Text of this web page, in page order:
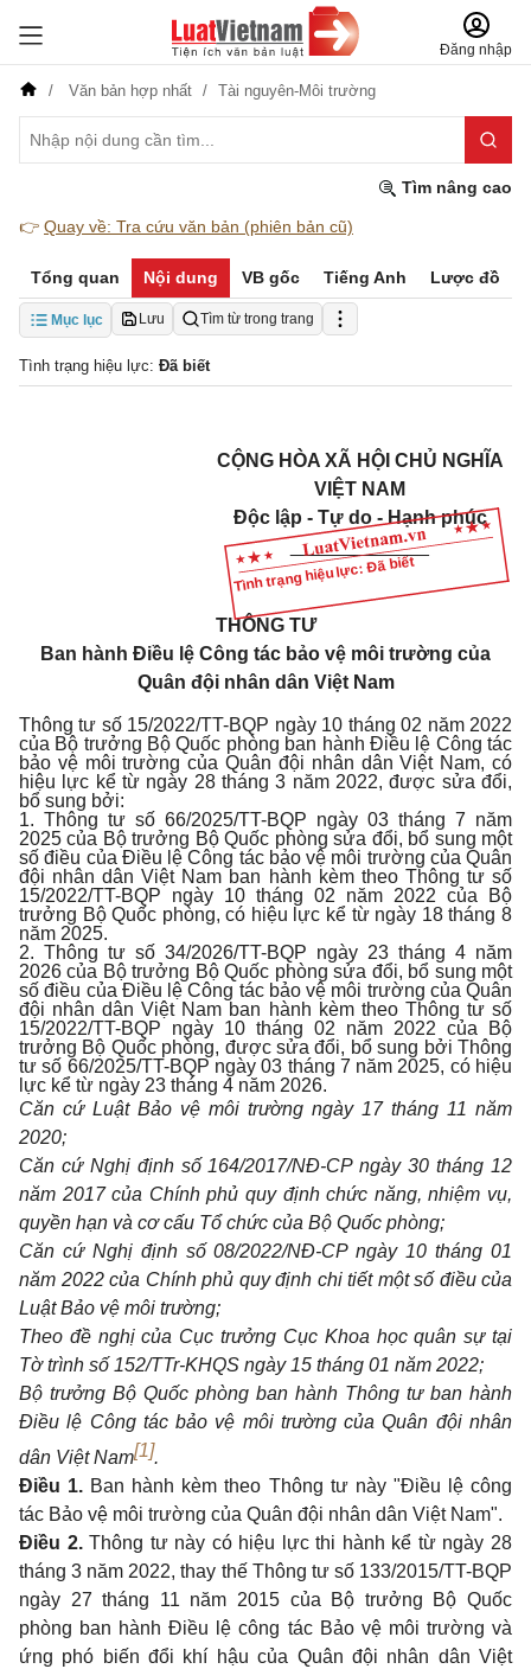
Đăng nhập
Văn bản hợp nhất Tài nguyên-Môi trường
Tìm nâng cao
👉 Quay về: Tra cứu văn bản (phiên bản cũ)
Tổng quan Nội dung VB gốc Tiếng Anh Lược đồ
Mục lục Lưu Tìm từ trong trang
Tình trạng hiệu lực: Đã biết
Tình trạng hiệu lực: Đã biết
CỘNG HÒA XÃ HỘI CHỦ NGHĨA
VIỆT NAM
Độc lập - Tự do - Hạnh phúc
_____________
THÔNG TƯ
Ban hành Điều lệ Công tác bảo vệ môi trường của
Quân đội nhân dân Việt Nam
Thông tư số 15/2022/TT-BQP ngày 10 tháng 02 năm 2022
của Bộ trưởng Bộ Quốc phòng ban hành Điều lệ Công tác
bảo vệ môi trường của Quân đội nhân dân Việt Nam, có
hiệu lực kể từ ngày 28 tháng 3 năm 2022, được sửa đổi,
bổ sung bởi:
1. Thông tư số 66/2025/TT-BQP ngày 03 tháng 7 năm
2025 của Bộ trưởng Bộ Quốc phòng sửa đổi, bổ sung một
số điều của Điều lệ Công tác bảo vệ môi trường của Quân
đội nhân dân Việt Nam ban hành kèm theo Thông tư số
15/2022/TT-BQP ngày 10 tháng 02 năm 2022 của Bộ
trưởng Bộ Quốc phòng, có hiệu lực kể từ ngày 18 tháng 8
năm 2025.
2. Thông tư số 34/2026/TT-BQP ngày 23 tháng 4 năm
2026 của Bộ trưởng Bộ Quốc phòng sửa đổi, bổ sung một
số điều của Điều lệ Công tác bảo vệ môi trường của Quân
đội nhân dân Việt Nam ban hành kèm theo Thông tư số
15/2022/TT-BQP ngày 10 tháng 02 năm 2022 của Bộ
trưởng Bộ Quốc phòng, được sửa đổi, bổ sung bởi Thông
tư số 66/2025/TT-BQP ngày 03 tháng 7 năm 2025, có hiệu
lực kể từ ngày 23 tháng 4 năm 2026.
Căn cứ Luật Bảo vệ môi trường ngày 17 tháng 11 năm
2020;
Căn cứ Nghị định số 164/2017/NĐ-CP ngày 30 tháng 12
năm 2017 của Chính phủ quy định chức năng, nhiệm vụ,
quyền hạn và cơ cấu Tổ chức của Bộ Quốc phòng;
Căn cứ Nghị định số 08/2022/NĐ-CP ngày 10 tháng 01
năm 2022 của Chính phủ quy định chi tiết một số điều của
Luật Bảo vệ môi trường;
Theo đề nghị của Cục trưởng Cục Khoa học quân sự tại
Tờ trình số 152/TTr-KHQS ngày 15 tháng 01 năm 2022;
Bộ trưởng Bộ Quốc phòng ban hành Thông tư ban hành
Điều lệ Công tác bảo vệ môi trường của Quân đội nhân
dân Việt Nam[1].
Điều 1. Ban hành kèm theo Thông tư này "Điều lệ công
tác Bảo vệ môi trường của Quân đội nhân dân Việt Nam".
Điều 2.Thông tư này có hiệu lực thi hành kể từ ngày 28
tháng 3 năm 2022, thay thế Thông tư số 133/2015/TT-BQP
ngày 27 tháng 11 năm 2015 của Bộ trưởng Bộ Quốc
phòng ban hành Điều lệ công tác Bảo vệ môi trường và
ứng phó biến đổi khí hậu của Quân đội nhân dân Việt